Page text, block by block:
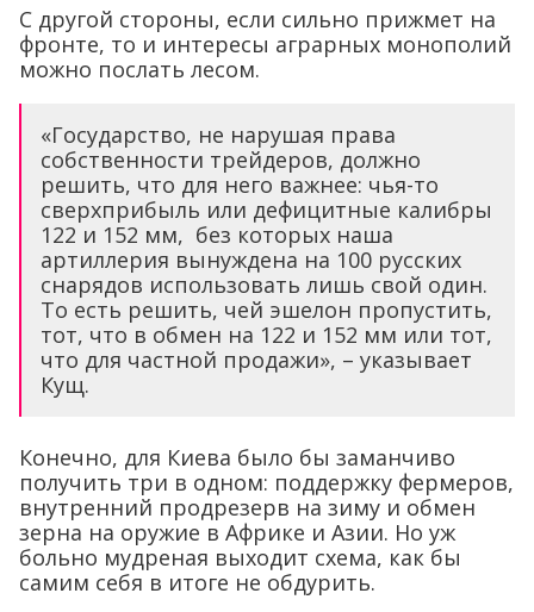
С другой стороны, если сильно прижмет на
фронте, то и интересы аграрных монополий
можно послать лесом.
«Государство, не нарушая права
собственности трейдеров, должно
решить, что для него важнее: чья-то
сверхприбыль или дефицитные калибры
122 и 152 мм, без которых наша
артиллерия вынуждена на 100 русских
снарядов использовать лишь свой один.
То есть решить, чей эшелон пропустить,
тот, что в обмен на 122 и 152 мм или тот,
что для частной продажи», – указывает
Кущ.
Конечно, для Киева было бы заманчиво
получить три в одном: поддержку фермеров,
внутренний продрезерв на зиму и обмен
зерна на оружие в Африке и Азии. Но уж
больно мудреная выходит схема, как бы
самим себя в итоге не обдурить.